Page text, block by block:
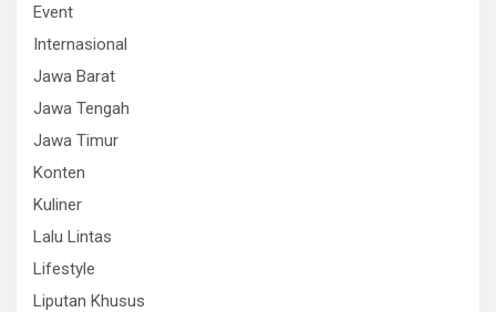
Event
Internasional
Jawa Barat
Jawa Tengah
Jawa Timur
Konten
Kuliner
Lalu Lintas
Lifestyle
Liputan Khusus